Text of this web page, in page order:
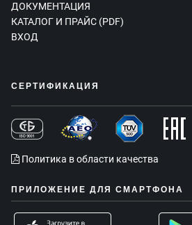
ДОКУМЕНТАЦИЯ
КАТАЛОГ И ПРАЙС (PDF)
ВХОД
СЕРТИФИКАЦИЯ
Политика в области качества
ПРИЛОЖЕНИЕ ДЛЯ СМАРТФОНА